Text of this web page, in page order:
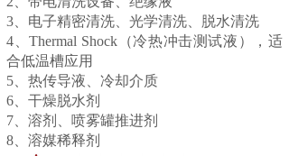
3、电子精密清洗、光学清洗、脱水清洗
4、Thermal Shock（冷热冲击测试液），适
合低温槽应用
5、热传导液、冷却介质
6、干燥脱水剂
7、溶剂、喷雾罐推进剂
8、溶媒稀释剂